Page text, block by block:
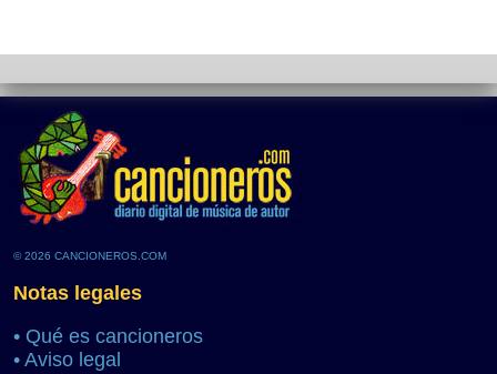
© 2026 CANCIONEROS.COM
Notas legales
• Qué es cancioneros
• Aviso legal